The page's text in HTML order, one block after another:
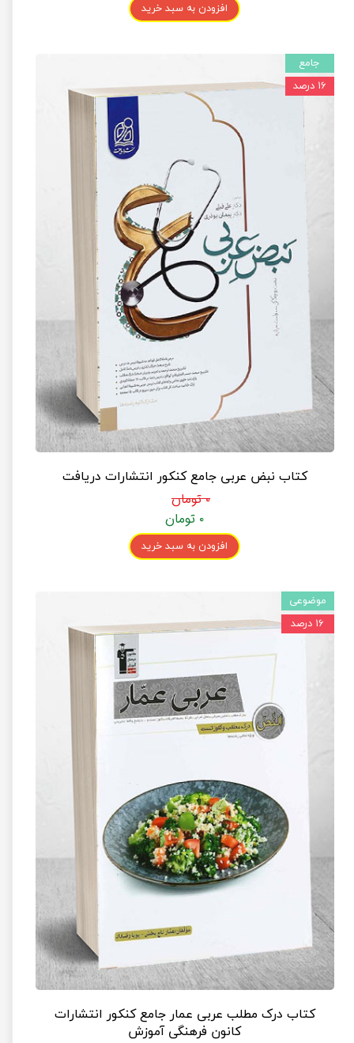
افزودن به سبد خرید
کتاب نبض عربی جامع کنکور انتشارات دریافت
۰ تومان
۰ تومان
افزودن به سبد خرید
جامع
۱۶ درصد
کتاب درک مطلب عربی عمار جامع کنکور انتشارات
کانون فرهنگی آموزش
موضوعی
۱۶ درصد